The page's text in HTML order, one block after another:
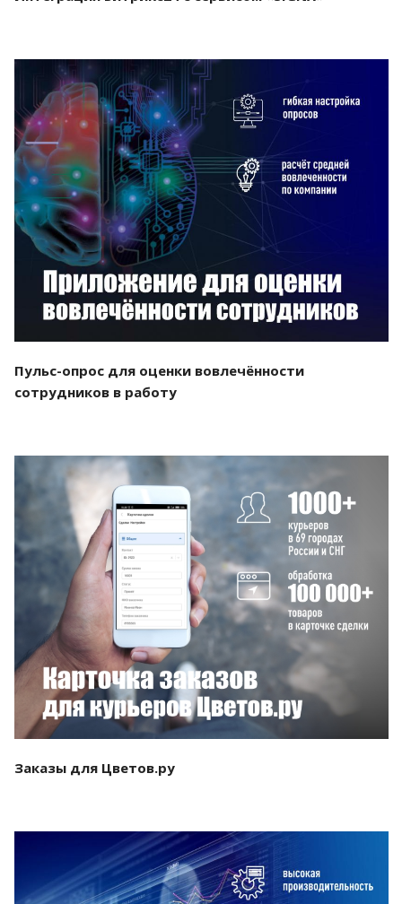
Смотреть проект
Пульс-опрос для оценки вовлечённости
сотрудников в работу
Смотреть проект
Заказы для Цветов.ру